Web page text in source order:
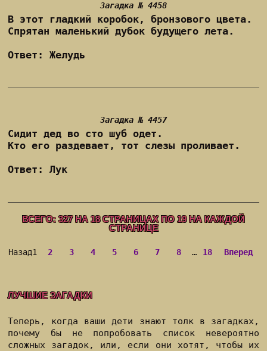
Загадка № 4458
В этот гладкий коробок, бронзового цвета.
Спрятан маленький дубок будущего лета.
Ответ: Желудь
Загадка № 4457
Сидит дед во сто шуб одет.
Кто его раздевает, тот слезы проливает.
Ответ: Лук
ВСЕГО:327НА18СТРАНИЦАХ ПО 19НА КАЖДОЙ
СТРАНИЦЕ
Назад1 2 3 4 5 6 7 8 … 18 Вперед
ЛУЧШИЕ ЗАГАДКИ
Теперь, когда ваши дети знают толк в загадках,
почему бы не попробовать список невероятно
сложных загадок, или, если они хотят, чтобы их